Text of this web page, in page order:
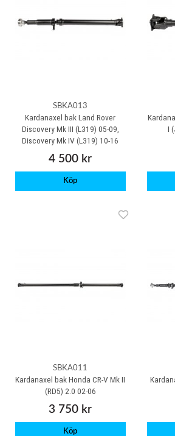
SBKA013
Kardanaxel bak Land Rover
Discovery Mk III (L319) 05-09,
Discovery Mk IV (L319) 10-16
4 500 kr
Köp
I
SBKA011
Kardanaxel bak Honda CR-V Mk II
(RD5) 2.0 02-06
3 750 kr
Köp